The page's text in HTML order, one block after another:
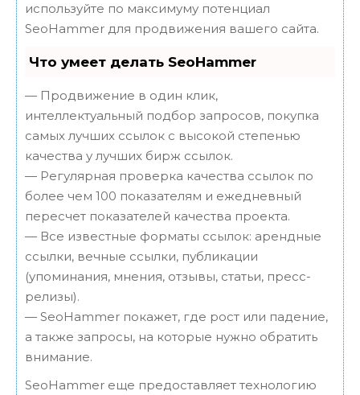
используйте по максимуму потенциал
SeoHammer для продвижения вашего сайта.
Что умеет делать SeoHammer
— Продвижение в один клик,
интеллектуальный подбор запросов, покупка
самых лучших ссылок с высокой степенью
качества у лучших бирж ссылок.
— Регулярная проверка качества ссылок по
более чем 100 показателям и ежедневный
пересчет показателей качества проекта.
— Все известные форматы ссылок: арендные
ссылки, вечные ссылки, публикации
(упоминания, мнения, отзывы, статьи, пресс-
релизы).
— SeoHammer покажет, где рост или падение,
а также запросы, на которые нужно обратить
внимание.
SeoHammer еще предоставляет технологию